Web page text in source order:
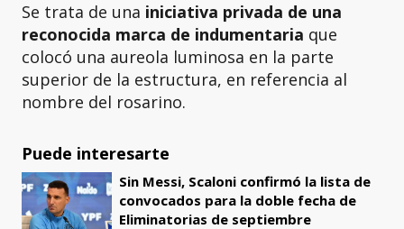
Se trata de una iniciativa privada de una
reconocida marca de indumentaria que
colocó una aureola luminosa en la parte
superior de la estructura, en referencia al
nombre del rosarino.
Puede interesarte
Sin Messi, Scaloni confirmó la lista de
convocados para la doble fecha de
Eliminatorias de septiembre